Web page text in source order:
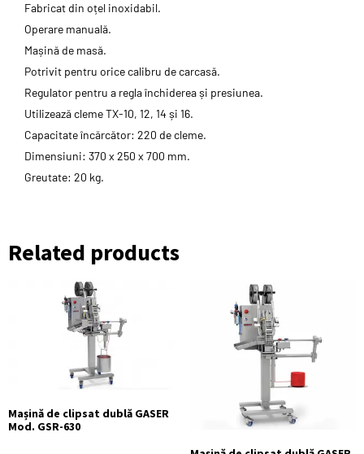
Fabricat din oțel inoxidabil.
Operare manuală.
Mașină de masă.
Potrivit pentru orice calibru de carcasă.
Regulator pentru a regla închiderea și presiunea.
Utilizează cleme TX-10, 12, 14 și 16.
Capacitate încărcător: 220 de cleme.
Dimensiuni: 370 x 250 x 700 mm.
Greutate: 20 kg.
Related products
Mașină de clipsat dublă GASER
Mod. GSR-630